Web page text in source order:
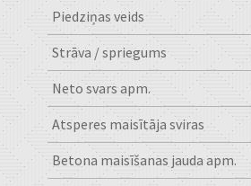
Piedziņas veids
Strāva / spriegums
Neto svars apm.
Atsperes maisītāja sviras
Betona maisīšanas jauda apm.